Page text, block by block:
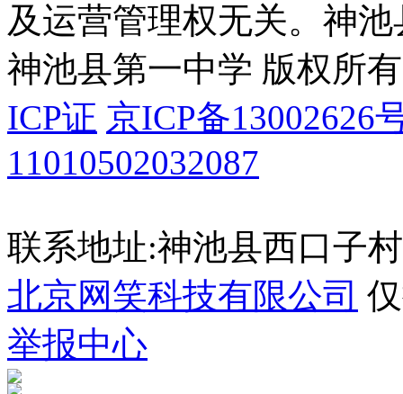
及运营管理权无关。 神池
神池县第一中学 版权所有
ICP证 京ICP备13002626
11010502032087
联系地址:神池县西口子村
北京网笑科技有限公司
举报中心